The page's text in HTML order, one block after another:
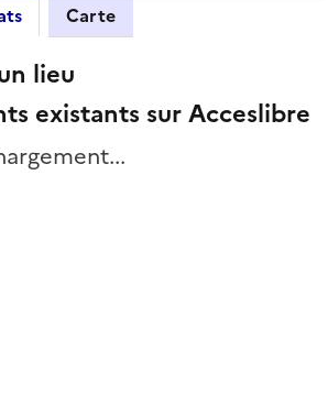
Carte
lieu
existants sur Acceslibre